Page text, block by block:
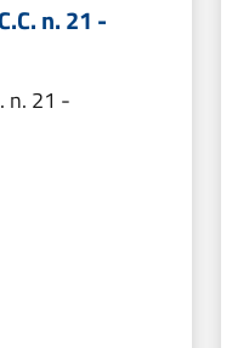
n. 21 -
n. 21 -